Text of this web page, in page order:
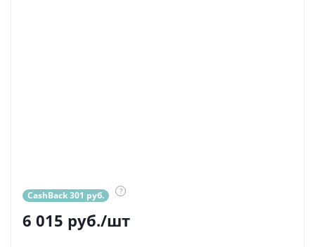
CashBack 301 руб. ?
6 015 руб./шт